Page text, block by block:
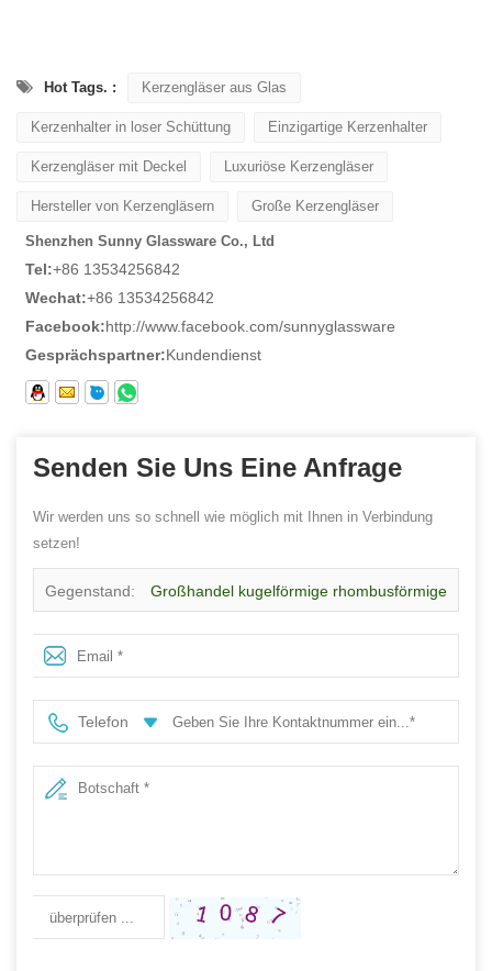
Hot Tags. : Kerzengläser aus Glas
Kerzenhalter in loser Schüttung Einzigartige Kerzenhalter
Kerzengläser mit Deckel Luxuriöse Kerzengläser
Hersteller von Kerzengläsern Große Kerzengläser
Shenzhen Sunny Glassware Co., Ltd
Tel:+86 13534256842
Wechat:+86 13534256842
Facebook:http://www.facebook.com/sunnyglassware
Gesprächspartner:Kundendienst
Senden Sie Uns Eine Anfrage
Wir werden uns so schnell wie möglich mit Ihnen in Verbindung
setzen!
Gegenstand: Großhandel kugelförmige rhombusförmige
Glaskerzengläser mit Deckel
Telefon